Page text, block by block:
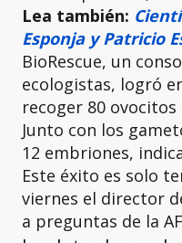
Lea también:
Esponja y Patricio
BioRescue, un
ecologistas, logró
recoger 80
Junto con los
12 embriones,
Este éxito es solo
viernes el director
a preguntas de la